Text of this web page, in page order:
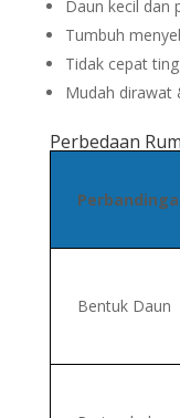
Daun kecil dan
Tumbuh
Tidak cepat
Mudah dirawat
Perbedaan
Bentuk Daun